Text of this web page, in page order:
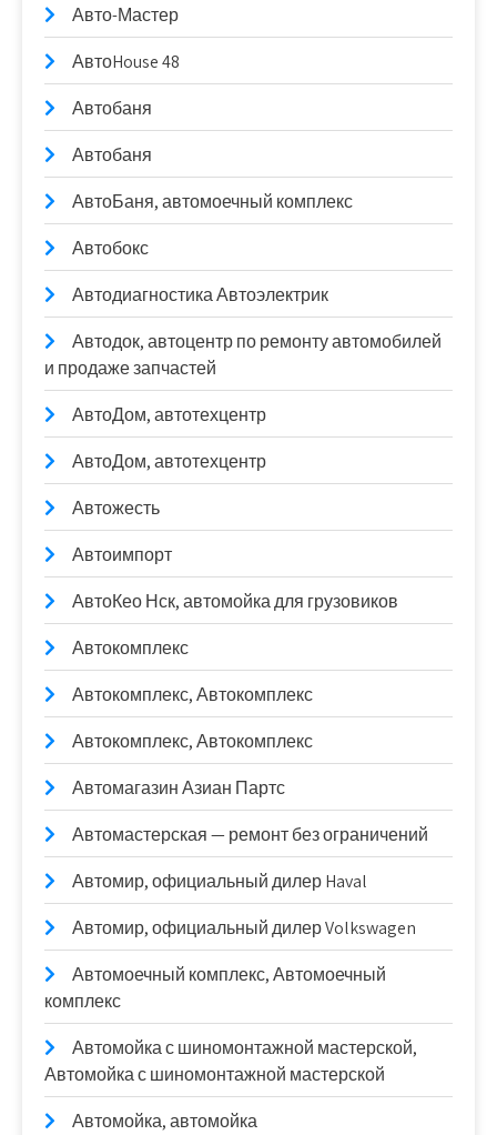
Авто-Мастер
АвтоHouse 48
Автобаня
Автобаня
АвтоБаня, автомоечный комплекс
Автобокс
Автодиагностика Автоэлектрик
Автодок, автоцентр по ремонту автомобилей
и продаже запчастей
АвтоДом, автотехцентр
АвтоДом, автотехцентр
Автожесть
Автоимпорт
АвтоКео Нск, автомойка для грузовиков
Автокомплекс
Автокомплекс, Автокомплекс
Автокомплекс, Автокомплекс
Автомагазин Азиан Партс
Автомастерская — ремонт без ограничений
Автомир, официальный дилер Haval
Автомир, официальный дилер Volkswagen
Автомоечный комплекс, Автомоечный
комплекс
Автомойка с шиномонтажной мастерской,
Автомойка с шиномонтажной мастерской
Автомойка, автомойка